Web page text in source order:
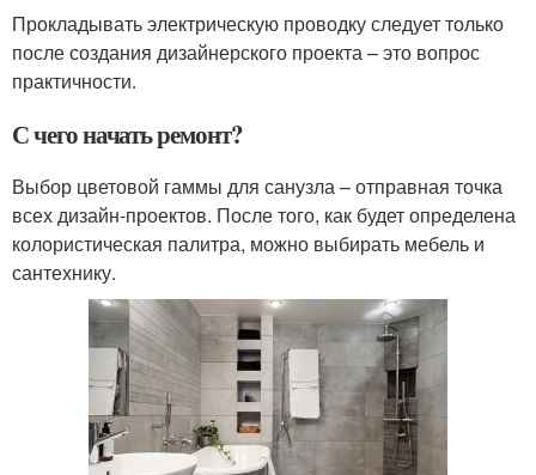
Прокладывать электрическую проводку следует только
после создания дизайнерского проекта – это вопрос
практичности.
С чего начать ремонт?
Выбор цветовой гаммы для санузла – отправная точка
всех дизайн-проектов. После того, как будет определена
колористическая палитра, можно выбирать мебель и
сантехнику.